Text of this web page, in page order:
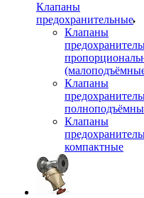
Клапаны
предохранительные
Клапаны
Клапаны
Клапаны
компактные